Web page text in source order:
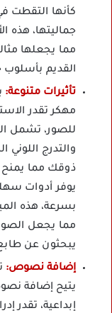
كأنها التقطت
جماليتها، هذه
مما يجعلها
القديم
تأثيرات متنوعة:
مهكر تقدر
للصور، تشمل
والتدرج
ذوقك مما يمنح
يوفر أدوات
بسرعة، هذه
مما يجعل
يبحثون عن
إضافة نصوص:
يتيح إضافة
إبداعية، تقدر